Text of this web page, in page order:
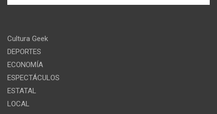
Cultura Geek
DEPORTES
ECONOMÍA
ESPECTÁCULOS
ESTATAL
LOCAL